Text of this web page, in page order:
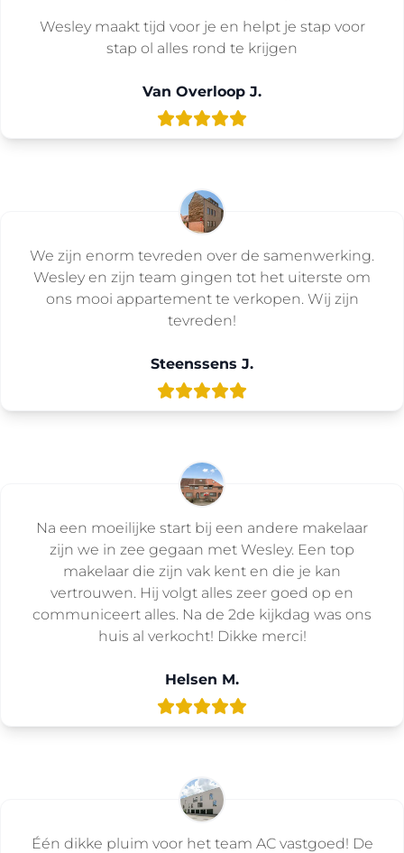
Wesley maakt tijd voor je en helpt je stap voor
stap ol alles rond te krijgen
Van Overloop J.
We zijn enorm tevreden over de samenwerking.
Wesley en zijn team gingen tot het uiterste om
ons mooi appartement te verkopen. Wij zijn
tevreden!
Steenssens J.
Na een moeilijke start bij een andere makelaar
zijn we in zee gegaan met Wesley. Een top
makelaar die zijn vak kent en die je kan
vertrouwen. Hij volgt alles zeer goed op en
communiceert alles. Na de 2de kijkdag was ons
huis al verkocht! Dikke merci!
Helsen M.
Één dikke pluim voor het team AC vastgoed! De